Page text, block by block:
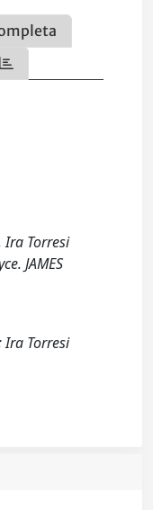
Ira Torresi
JAMES
Ira Torresi